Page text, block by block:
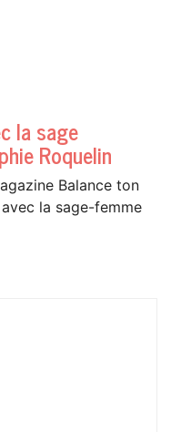
la sage
Roquelin
Balance ton
la sage-femme